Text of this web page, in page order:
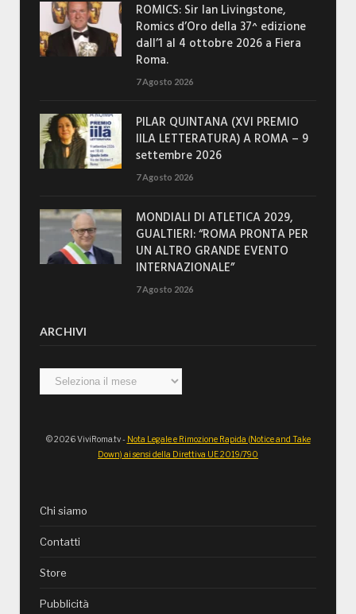
ROMICS: Sir Ian Livingstone,
Romics d’Oro della 37^ edizione
dall’1 al 4 ottobre 2026 a Fiera
Roma.
7 Agosto 2026
PILAR QUINTANA (XVI PREMIO
IILA LETTERATURA) A ROMA – 9
settembre 2026
7 Agosto 2026
MONDIALI DI ATLETICA 2029,
GUALTIERI: “ROMA PRONTA PER
UN ALTRO GRANDE EVENTO
INTERNAZIONALE”
7 Agosto 2026
ARCHIVI
Archivi
© 2026 ViviRoma.tv - Nota Legale e Rimozione Rapida (Notice and Take
Down) ai sensi della Direttiva UE 2019/790
Chi siamo
Contatti
Store
Pubblicità